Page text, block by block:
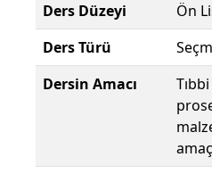
Ders Düzeyi
Ön
Ders Türü
Dersin Amacı